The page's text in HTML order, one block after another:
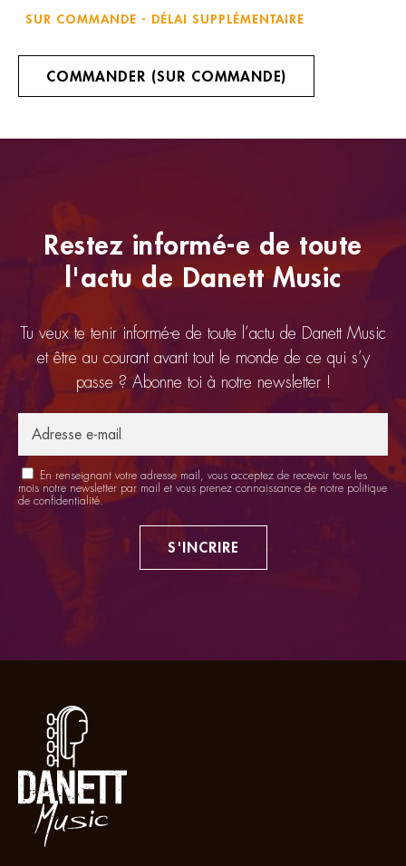
SUR COMMANDE - DÉLAI SUPPLÉMENTAIRE
COMMANDER (SUR COMMANDE)
Restez informé-e de toute
l'actu de Danett Music
Tu veux te tenir informé-e de toute l’actu de Danett Music
et être au courant avant tout le monde de ce qui s’y
passe ? Abonne toi à notre newsletter !
En renseignant votre adresse mail, vous acceptez de recevoir tous les
mois notre newsletter par mail et vous prenez connaissance de notre politique
de confidentialité.
S'INCRIRE